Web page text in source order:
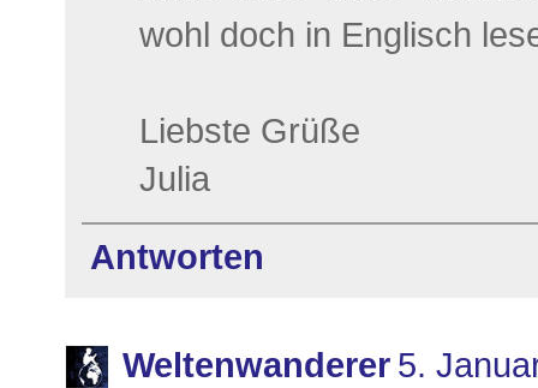
wohl doch in Englisch
Liebste Grüße
Julia
Antworten
Weltenwanderer 5.